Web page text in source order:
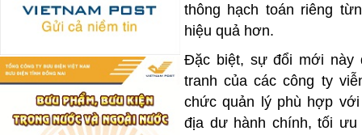
thông hạch toán riêng
hiệu quả hơn.
Đặc biệt, sự đổi mới này
tranh của các công ty
chức quản lý phù hợp
địa dư hành chính, tối